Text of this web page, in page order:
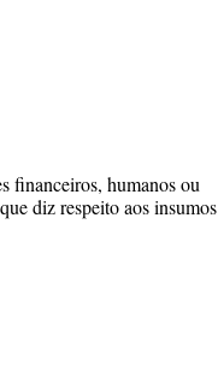
financeiros, humanos ou
diz respeito aos insumos